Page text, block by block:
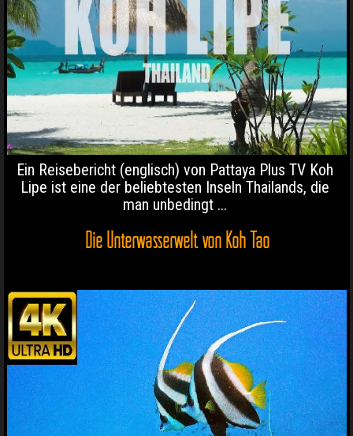
Ein Reisebericht (englisch) von Pattaya Plus TV Koh
Lipe ist eine der beliebtesten Inseln Thailands, die
man unbedingt ...
Die Unterwasserwelt von Koh Tao